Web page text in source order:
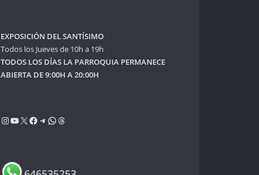
EXPOSICIÓN DEL SANTÍSIMO
Todos los Jueves de 10h a 19h
TODOS LOS DÍAS LA PARROQUIA PERMANECE
ABIERTA DE 9:00H A 20:00H
Instagram
YouTube
X Facebook
Telegram
WhatsApp
Threads